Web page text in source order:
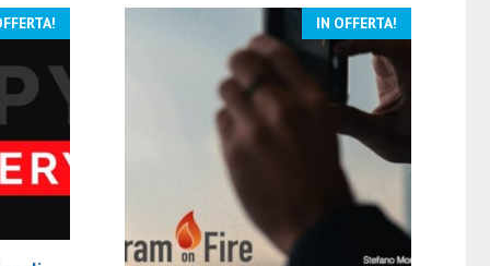
IN OFFERTA!